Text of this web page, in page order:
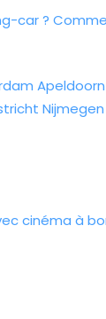
car ?
Apeldoorn
Nijmegen
cinéma à